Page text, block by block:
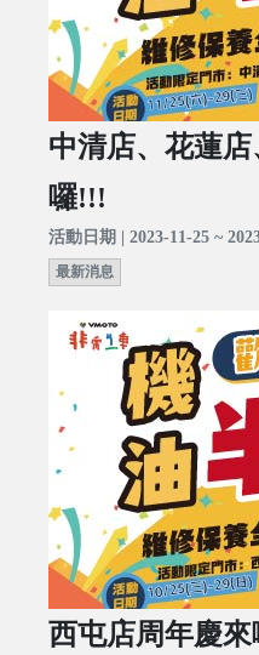
中清店、花蓮
囉!!!
活動日期 | 2023-11-25 ~
最新消息
西屯店周年慶